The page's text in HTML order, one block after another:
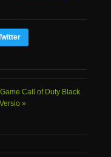
Call of Duty Black